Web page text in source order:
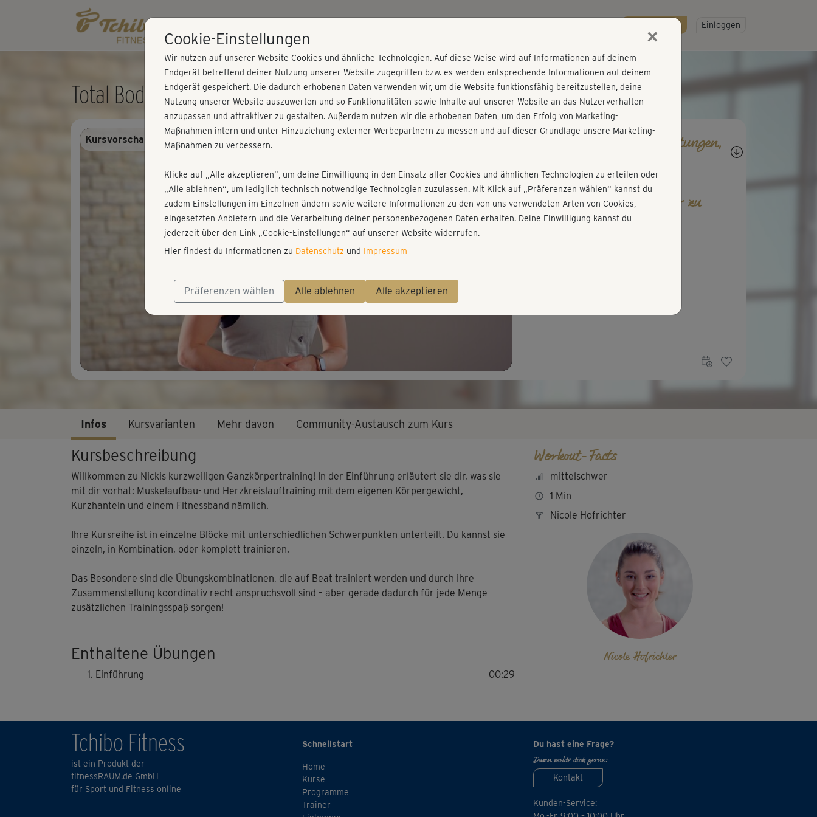
Gratis testen! Einloggen
Total Body Training mit Nicki - Einführung
Play
Video
Kursvorschau - Anmelden und alles trainieren!
Fragen, Antworten, Bewertungen,
Gib den ersten Kommentar zu
diesem Kurs ab!
Infos Kursvarianten Mehr davon Community-Austausch zum Kurs
Kursbeschreibung
Willkommen zu Nickis kurzweiligen Ganzkörpertraining! In der Einführung erläutert sie dir, was sie
mit dir vorhat: Muskelaufbau- und Herzkreislauftraining mit dem eigenen Körpergewicht,
Kurzhanteln und einem Fitnessband nämlich.
Ihre Kursreihe ist in einzelne Blöcke mit unterschiedlichen Schwerpunkten unterteilt. Du kannst sie
einzeln, in Kombination, oder komplett trainieren.
Das Besondere sind die Übungskombinationen, die auf Beat trainiert werden und durch ihre
Zusammenstellung koordinativ recht anspruchsvoll sind – aber gerade dadurch für jede Menge
zusätzlichen Trainingsspaß sorgen!
Enthaltene Übungen
Einführung 00:29
Workout-Facts
mittelschwer
1 Min
Nicole Hofrichter
Nicole Hofrichter
Tchibo Fitness
ist ein Produkt der
fitnessRAUM.de GmbH
für Sport und Fitness online
Schnellstart
Home
Kurse
Programme
Trainer
Du hast eine Frage?
Dann melde dich gerne:
Kontakt
Kunden-Service:
Cookie-Einstellungen ×
Wir nutzen auf unserer Website Cookies und ähnliche Technologien. Auf diese Weise wird auf Informationen auf deinem
Endgerät betreffend deiner Nutzung unserer Website zugegriffen bzw. es werden entsprechende Informationen auf deinem
Endgerät gespeichert. Die dadurch erhobenen Daten verwenden wir, um die Website funktionsfähig bereitzustellen, deine
Nutzung unserer Website auszuwerten und so Funktionalitäten sowie Inhalte auf unserer Website an das Nutzerverhalten
anzupassen und attraktiver zu gestalten. Außerdem nutzen wir die erhobenen Daten, um den Erfolg von Marketing-
Maßnahmen intern und unter Hinzuziehung externer Werbepartnern zu messen und auf dieser Grundlage unsere Marketing-
Maßnahmen zu verbessern.
Klicke auf „Alle akzeptieren“, um deine Einwilligung in den Einsatz aller Cookies und ähnlichen Technologien zu erteilen oder
„Alle ablehnen“, um lediglich technisch notwendige Technologien zuzulassen. Mit Klick auf „Präferenzen wählen“ kannst du
zudem Einstellungen im Einzelnen ändern sowie weitere Informationen zu den von uns verwendeten Arten von Cookies,
eingesetzten Anbietern und die Verarbeitung deiner personenbezogenen Daten erhalten. Deine Einwilligung kannst du
jederzeit über den Link „Cookie-Einstellungen“ auf unserer Website widerrufen.
Hier findest du Informationen zu Datenschutz und Impressum
Präferenzen wählen Alle ablehnen Alle akzeptieren